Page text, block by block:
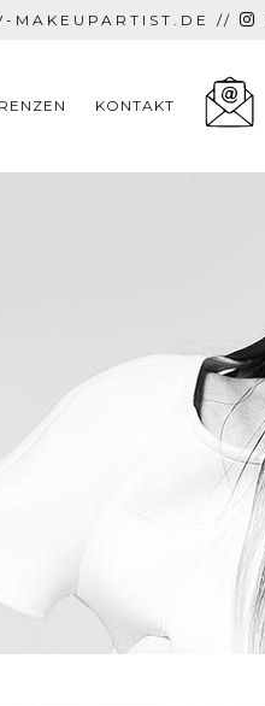
MAKEUPARTIST.DE //
KONTAKT